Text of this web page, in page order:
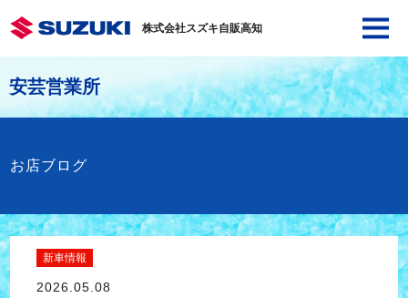
株式会社スズキ自販高知
安芸営業所
お店ブログ
新車情報
2026.05.08